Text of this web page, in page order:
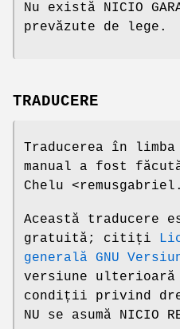
Nu există NICIO
prevăzute de lege.
TRADUCERE
Traducerea în limba
manual a fost
Chelu
Această traducere
gratuită; citiți
generală GNU
versiune
condiții privind
NU se asumă NICIO